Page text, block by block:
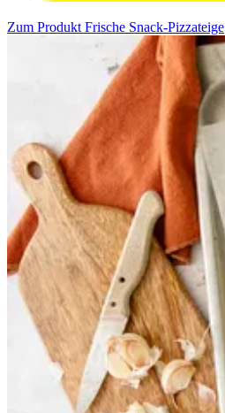
Zum Produkt Frische Snack-Pizzateige